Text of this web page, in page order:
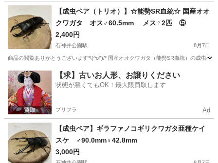
東京 練馬区 石神井公園駅 その他 能勢
【成虫ペア（トリオ）】☆能勢SR血統☆ 国産オオ
クワガタ オス♂60.5mm メス♀2匹 ⑤
2,400円
石神井公園駅 8月7日
商品の閲覧ありがとうございます*\(^o^)/* 国産オオクワガタ（能勢SR血統）の成虫
東京 練馬区 石神井公園駅 その他
【求】古いお人形、お譲りください
状態が悪くてもOK！最大限買取します
プリフラ Ad
【成虫ペア】ギラファノコギリクワガタ亜種ケイ
スケ ♂90.0mm♀42.8mm
3,000円